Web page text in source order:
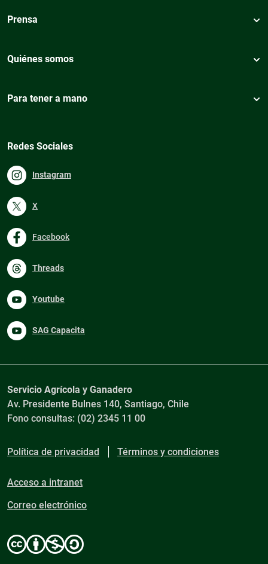
Prensa
Quiénes somos
Para tener a mano
Redes Sociales
Instagram
X
Facebook
Threads
Youtube
SAG Capacita
Servicio Agrícola y Ganadero
Av. Presidente Bulnes 140, Santiago, Chile
Fono consultas: (02) 2345 11 00
Política de privacidad Términos y condiciones
Acceso a intranet
Correo electrónico